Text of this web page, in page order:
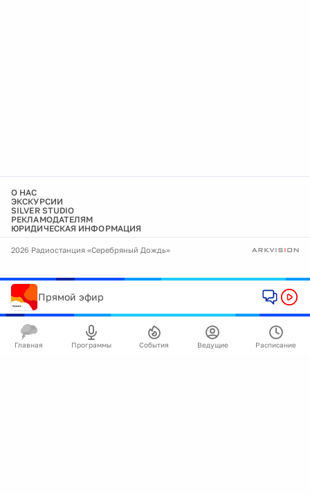
О НАС
ЭКСКУРСИИ
SILVER STUDIO
РЕКЛАМОДАТЕЛЯМ
ЮРИДИЧЕСКАЯ ИНФОРМАЦИЯ
2026 Радиостанция «Серебряный Дождь»
Прямой эфир
Главная Программы События Ведущие Расписание